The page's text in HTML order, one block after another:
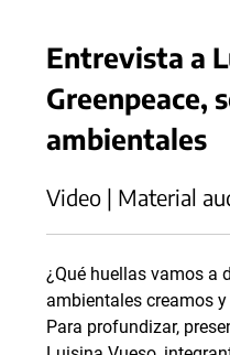
Entrevista a
Greenpeace,
ambientales
Video | Material
¿Qué huellas vamos a
ambientales creamos
Para profundizar,